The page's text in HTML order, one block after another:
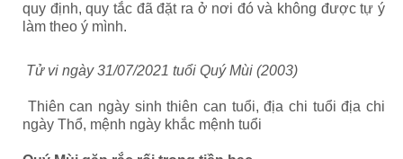
quy định, quy tắc đã đặt ra ở nơi đó và không được tự ý
làm theo ý mình.
Tử vi ngày 31/07/2021 tuổi Quý Mùi (2003)
Thiên can ngày sinh thiên can tuổi, địa chi tuổi địa chi
ngày Thổ, mệnh ngày khắc mệnh tuổi